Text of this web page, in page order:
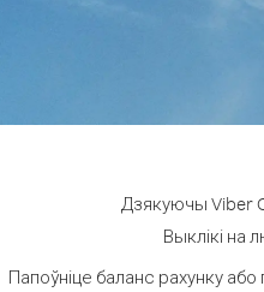
Дзякуючы Viber
Выклікі на
Папоўніце баланс рахунку